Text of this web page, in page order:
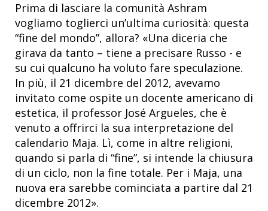
Prima di lasciare la comunità Ashram
vogliamo toglierci un’ultima curiosità: questa
“fine del mondo”, allora? «Una diceria che
girava da tanto – tiene a precisare Russo - e
su cui qualcuno ha voluto fare speculazione.
In più, il 21 dicembre del 2012, avevamo
invitato come ospite un docente americano di
estetica, il professor José Argueles, che è
venuto a offrirci la sua interpretazione del
calendario Maja. Lì, come in altre religioni,
quando si parla di “fine”, si intende la chiusura
di un ciclo, non la fine totale. Per i Maja, una
nuova era sarebbe cominciata a partire dal 21
dicembre 2012».